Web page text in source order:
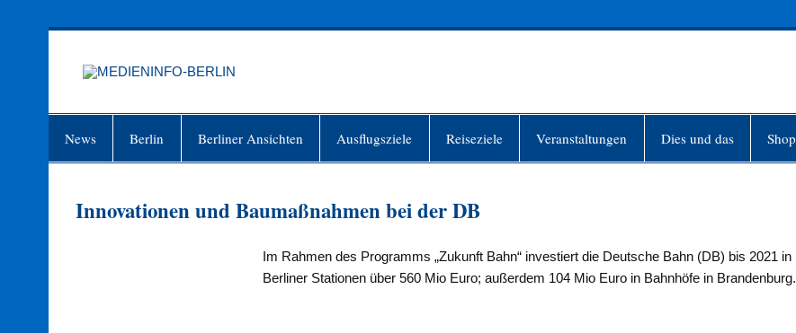
News Berlin Berliner Ansichten Ausflugsziele Reiseziele Veranstaltungen Dies und das Shop
Innovationen und Baumaßnahmen bei der DB
Im Rahmen des Programms „Zukunft Bahn“ investiert die Deutsche Bahn (DB) bis 2021 in
Berliner Stationen über 560 Mio Euro; außerdem 104 Mio Euro in Bahnhöfe in Brandenburg.